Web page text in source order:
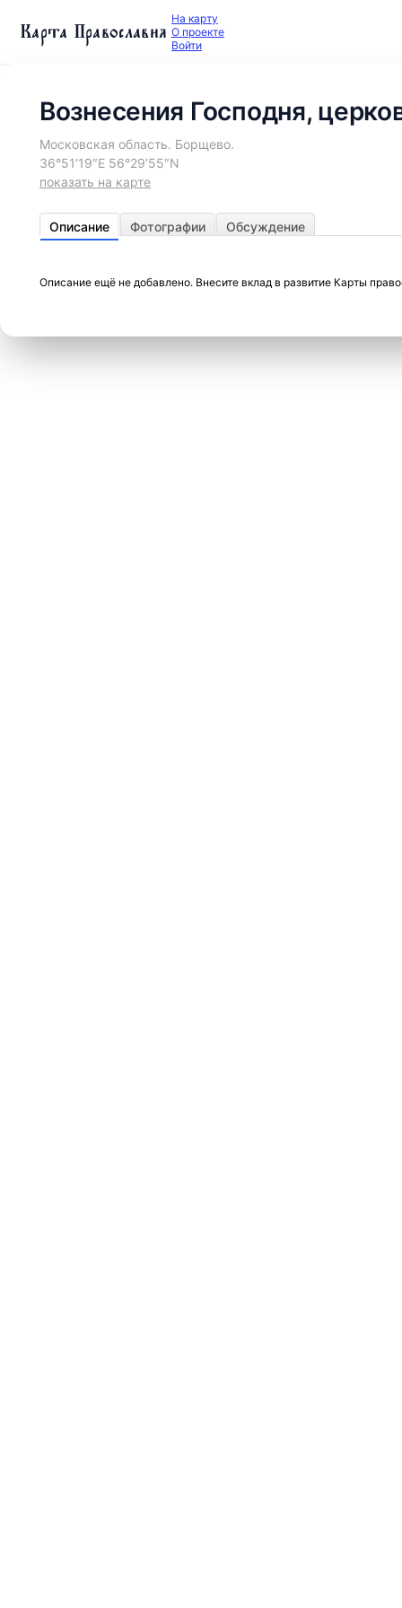
Карта Православия На карту
О проекте
Войти
Вознесения Господня,
Московская область. Борщево.
36°51′19″E 56°29′55″N
показать на карте
Описание Фотографии Обсуждение
Описание ещё не добавлено. Внесите вклад в развитие Карты